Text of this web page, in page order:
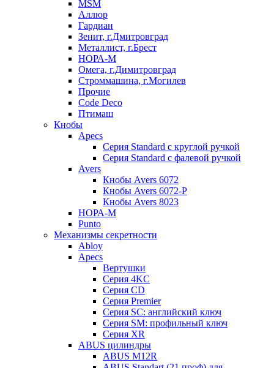
MSM
Аллюр
Гардиан
Зенит, г.Дмитровград
Металлист, г.Брест
НОРА-М
Омега, г.Димитровград
Строммашина, г.Могилев
Прочие
Code Deco
Птимаш
Кнобы
Apecs
Серия Standard с круглой ручкой
Серия Standard с фалевой ручкой
Avers
Кнобы Avers 6072
Кнобы Avers 6072-P
Кнобы Avers 8023
НОРА-М
Punto
Механизмы секретности
Abloy
Apecs
Вертушки
Серия 4KC
Серия CD
Серия Premier
Серия SC: английский ключ
Серия SM: профильный ключ
Серия XR
ABUS цилиндры
ABUS M12R